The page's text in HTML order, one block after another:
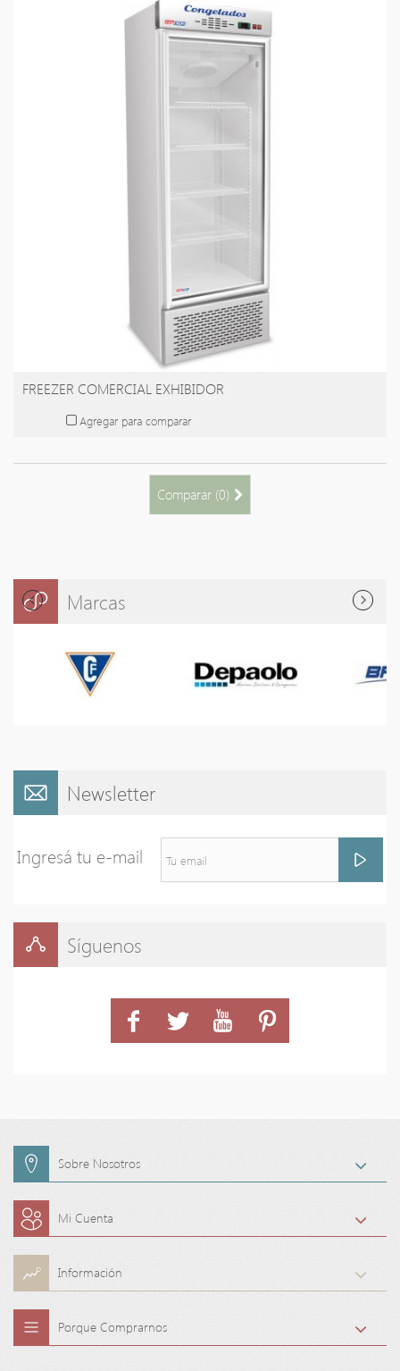
FREEZER COMERCIAL EXHIBIDOR
Agregar para comparar
Comparar (0)
Marcas
Newsletter
Ingresá tu e-mail
Síguenos
Sobre Nosotros
Mi Cuenta
Información
Porque Comprarnos